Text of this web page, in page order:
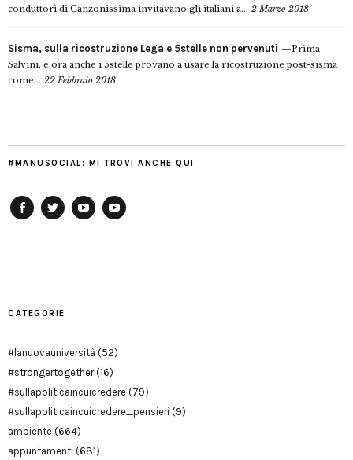
conduttori di Canzonissima invitavano gli italiani a... 2 Marzo 2018
Sisma, sulla ricostruzione Lega e 5stelle non pervenuti
Prima
Salvini, e ora anche i 5stelle provano a usare la ricostruzione post-sisma
come... 22 Febbraio 2018
#MANUSOCIAL: MI TROVI ANCHE QUI
CATEGORIE
#lanuovauniversità (52)
#strongertogether(16)
#sullapoliticaincuicredere (79)
#sullapoliticaincuicredere_pensieri (9)
ambiente (664)
appuntamenti (681)